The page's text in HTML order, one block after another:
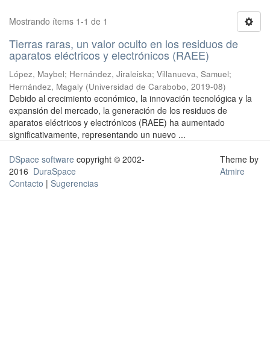
Mostrando ítems 1-1 de 1
Tierras raras, un valor oculto en los residuos de
aparatos eléctricos y electrónicos (RAEE)
López, Maybel; Hernández, Jiraleiska; Villanueva, Samuel;
Hernández, Magaly (Universidad de Carabobo, 2019-08)
Debido al crecimiento económico, la innovación tecnológica y la
expansión del mercado, la generación de los residuos de
aparatos eléctricos y electrónicos (RAEE) ha aumentado
significativamente, representando un nuevo ...
DSpace software copyright © 2002-
2016 DuraSpace
Contacto | Sugerencias
Theme by
Atmire